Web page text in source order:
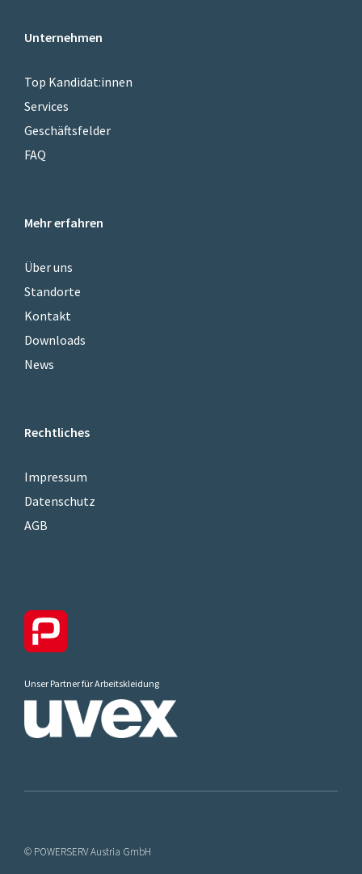
Unternehmen
Top Kandidat:innen
Services
Geschäftsfelder
FAQ
Mehr erfahren
Über uns
Standorte
Kontakt
Downloads
News
Rechtliches
Impressum
Datenschutz
AGB
Unser Partner für Arbeitskleidung
© POWERSERV Austria GmbH